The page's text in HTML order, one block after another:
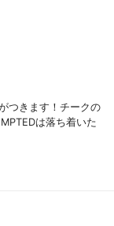
つきます！チークの
は落ち着いた